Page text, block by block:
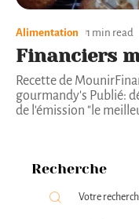
Alimentation 1 min read
Financiers
Recette de
gourmandy's Publié:
de l'émission "le
Recherche